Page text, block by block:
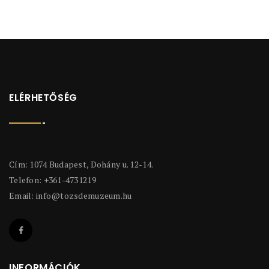
ELÉRHETŐSÉG
Cím: 1074 Budapest, Dohány u. 12-14.
Telefon: +361-4731219
Email: info@tozsdemuzeum.hu